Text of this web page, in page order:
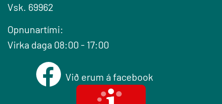
Vsk. 69962
Opnunartími:
Virka daga 08:00 - 17:00
Við erum á facebook